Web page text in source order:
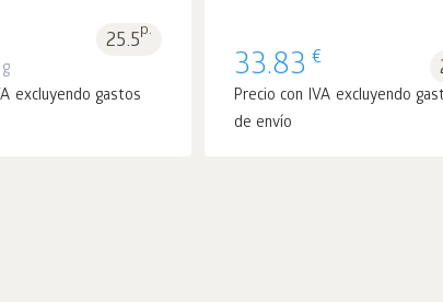
25.5p.
excluyendo gastos
33.83 €
Precio con IVA excluyendo
de envío